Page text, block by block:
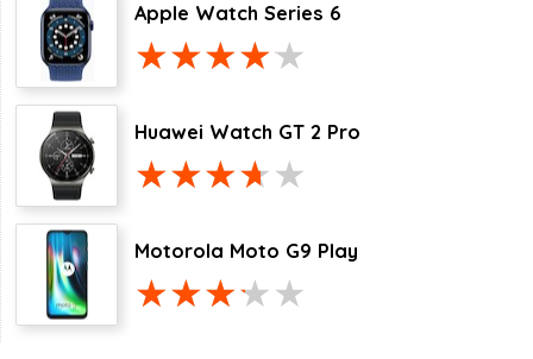
Apple Watch Series 6
Huawei Watch GT 2 Pro
Motorola Moto G9 Play